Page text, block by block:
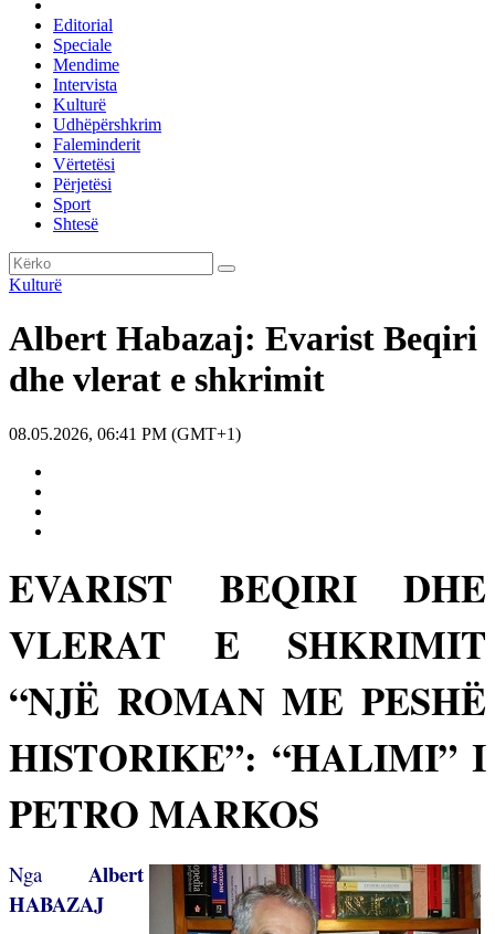
Editorial
Speciale
Mendime
Intervista
Kulturë
Udhëpërshkrim
Faleminderit
Vërtetësi
Përjetësi
Sport
Shtesë
Kulturë
Albert Habazaj: Evarist Beqiri
dhe vlerat e shkrimit
08.05.2026, 06:41 PM (GMT+1)
EVARIST BEQIRI DHE
VLERAT E SHKRIMIT
“NJË ROMAN ME PESHË
HISTORIKE”: “HALIMI” I
PETRO MARKOS
Nga Albert
HABAZAJ